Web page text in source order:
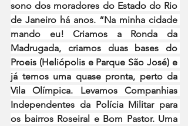
sono dos moradores do Estado do Rio
de Janeiro há anos. “Na minha cidade
mando eu! Criamos a Ronda da
Madrugada, criamos duas bases do
Proeis (Heliópolis e Parque São José) e
já temos uma quase pronta, perto da
Vila Olímpica. Levamos Companhias
Independentes da Polícia Militar para
os bairros Roseiral e Bom Pastor. Uma